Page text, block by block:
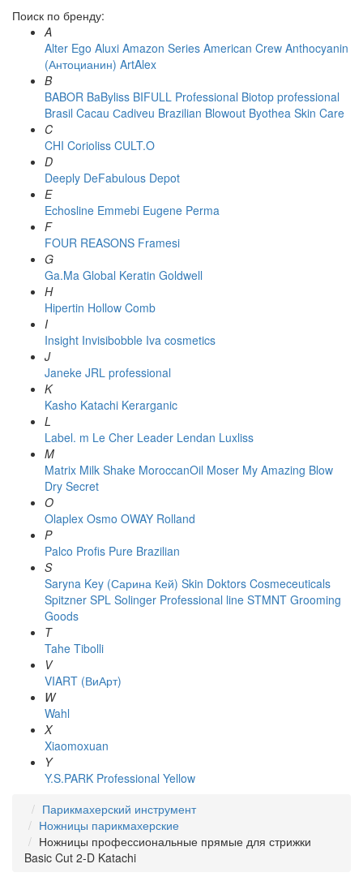
Поиск по бренду:
A
Alter Ego Aluxi Amazon Series American Crew Anthocyanin
(Антоцианин) ArtAlex
B
BABOR BaByliss BIFULL Professional Biotop professional
Brasil Cacau Сadiveu Brazilian Blowout Byothea Skin Care
C
CHI Corioliss CULT.O
D
Deeply DeFabulous Depot
E
Echosline Emmebi Eugene Perma
F
FOUR REASONS Framesi
G
Ga.Ma Global Keratin Goldwell
H
Hipertin Hollow Comb
I
Insight Invisibobble Iva cosmetics
J
Janeke JRL professional
K
Kasho Katachi Kerarganic
L
Label. m Le Cher Leader Lendan Luxliss
M
Matrix Milk Shake MoroccanOil Moser My Amazing Blow
Dry Secret
O
Olaplex Osmo OWAY Rolland
P
Palco Profis Pure Brazilian
S
Saryna Key (Сарина Кей) Skin Doktors Cosmeceuticals
Spitzner SPL Solinger Professional line STMNT Grooming
Goods
T
Tahe Tibolli
V
VIART (ВиАрт)
W
Wahl
X
Xiaomoxuan
Y
Y.S.PARK Professional Yellow
Парикмахерский инструмент
Ножницы парикмахерские
Ножницы профессиональные прямые для стрижки
Basic Cut 2-D Katachi